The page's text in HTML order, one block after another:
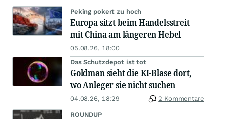
Peking pokert zu hoch
Europa sitzt beim Handelsstreit
mit China am längeren Hebel
05.08.26, 18:00
Das Schutzdepot ist tot
Goldman sieht die KI-Blase dort,
wo Anleger sie nicht suchen
04.08.26, 18:29 2 Kommentare
ROUNDUP